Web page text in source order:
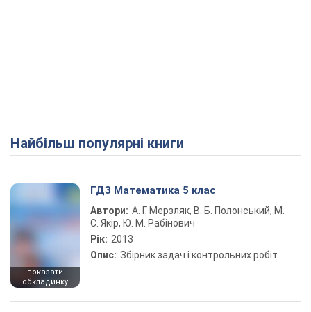
Найбільш популярні книги
показати
обкладинку
ГДЗ Математика 5 клас
Автори: А. Г. Мерзляк, В. Б. Полонський, М.
С. Якір, Ю. М. Рабінович
Рік: 2013
Опис: Збірник задач і контрольних робіт